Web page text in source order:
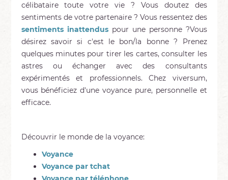
célibataire toute votre vie ? Vous doutez des
sentiments de votre partenaire ? Vous ressentez des
sentiments inattenduspour une personne ?Vous
désirez savoir si c'est le bon/la bonne ? Prenez
quelques minutes pour tirer les cartes, consulter les
astres ou échanger avec des consultants
expérimentés et professionnels. Chez viversum,
vous bénéficiez d'une voyance pure, personnelle et
efficace.
Découvrir le monde de la voyance:
Voyance
Voyance par tchat